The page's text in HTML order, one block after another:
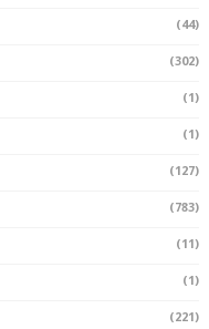
(44)
(302)
(1)
(1)
(127)
(783)
(11)
(1)
(221)